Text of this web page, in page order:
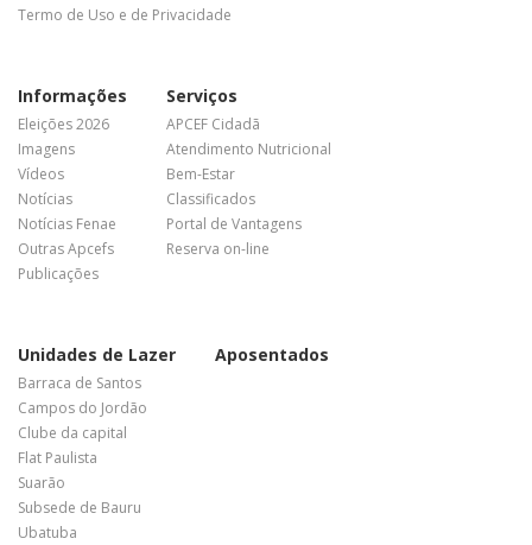
Termo de Uso e de Privacidade
Informações
Eleições 2026
Imagens
Vídeos
Notícias
Notícias Fenae
Outras Apcefs
Publicações
Serviços
APCEF Cidadã
Atendimento Nutricional
Bem-Estar
Classificados
Portal de Vantagens
Reserva on-line
Unidades de Lazer
Barraca de Santos
Campos do Jordão
Clube da capital
Flat Paulista
Suarão
Subsede de Bauru
Ubatuba
Aposentados